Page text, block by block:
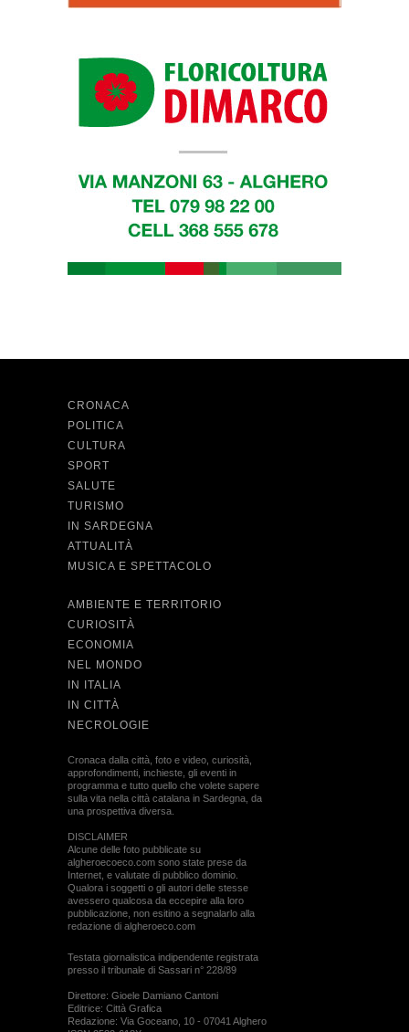
CRONACA
POLITICA
CULTURA
SPORT
SALUTE
TURISMO
IN SARDEGNA
ATTUALITÀ
MUSICA E SPETTACOLO
AMBIENTE E TERRITORIO
CURIOSITÀ
ECONOMIA
NEL MONDO
IN ITALIA
IN CITTÀ
NECROLOGIE
Cronaca dalla città, foto e video, curiosità,
approfondimenti, inchieste, gli eventi in
programma e tutto quello che volete sapere
sulla vita nella città catalana in Sardegna, da
una prospettiva diversa.
DISCLAIMER
Alcune delle foto pubblicate su
algheroecoeco.com sono state prese da
Internet, e valutate di pubblico dominio.
Qualora i soggetti o gli autori delle stesse
avessero qualcosa da eccepire alla loro
pubblicazione, non esitino a segnalarlo alla
redazione di algheroeco.com
Testata giornalistica indipendente registrata
presso il tribunale di Sassari n° 228/89
Direttore: Gioele Damiano Cantoni
Editrice: Città Grafica
Redazione: Via Goceano, 10 - 07041 Alghero